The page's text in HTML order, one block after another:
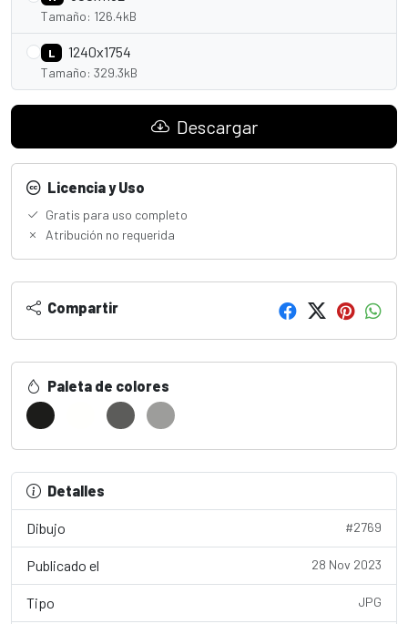
Tamaño: 126.4kB
L 1240x1754
Tamaño: 329.3kB
Descargar
Licencia y Uso
Gratis para uso completo
Atribución no requerida
Compartir
Paleta de colores
Detalles
Dibujo #2769
Publicado el 28 Nov 2023
Tipo JPG